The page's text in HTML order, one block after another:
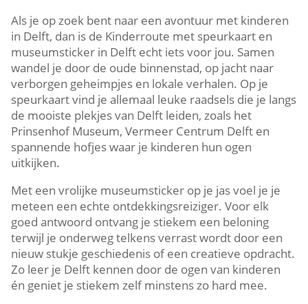
Als je op zoek bent naar een avontuur met kinderen
in Delft, dan is de Kinderroute met speurkaart en
museumsticker in Delft echt iets voor jou.​ Samen
wandel je door de oude binnenstad, op jacht naar
verborgen geheimpjes en lokale verhalen.​ Op je
speurkaart vind je allemaal leuke raadsels die je langs
de mooiste plekjes van Delft leiden, zoals het
Prinsenhof Museum, Vermeer Centrum Delft en
spannende hofjes waar je kinderen hun ogen
uitkijken.​
Met een vrolijke museumsticker op je jas voel je je
meteen een echte ontdekkingsreiziger.​ Voor elk
goed antwoord ontvang je stiekem een beloning
terwijl je onderweg telkens verrast wordt door een
nieuw stukje geschiedenis of een creatieve opdracht.​
Zo leer je Delft kennen door de ogen van kinderen
én geniet je stiekem zelf minstens zo hard mee.​